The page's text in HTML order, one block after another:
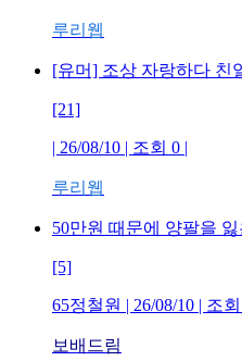
루리웹
[유머] 조상 자랑하다 친
[21]
| 26/08/10 | 조회 0 |
루리웹
50만원 때문에 양팔을
[5]
65정철원 | 26/08/10 | 조회
보배드림